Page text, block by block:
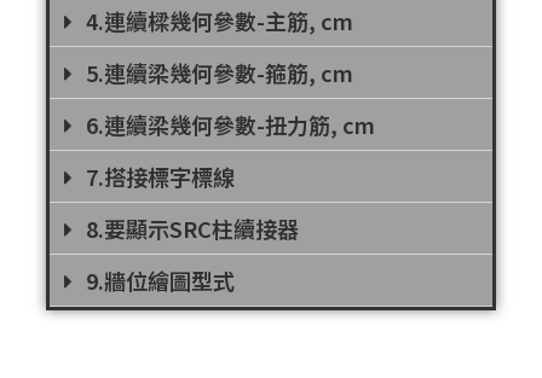
4.連續樑幾何參數-主筋, cm
5.連續梁幾何參數-箍筋, cm
6.連續梁幾何參數-扭力筋, cm
7.搭接標字標線
8.要顯示SRC柱續接器
9.牆位繪圖型式